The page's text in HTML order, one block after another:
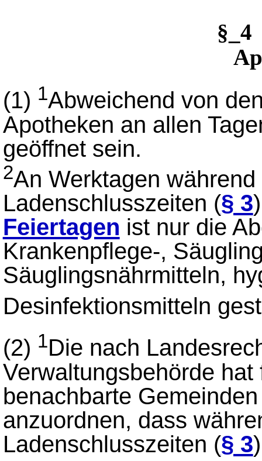
(1) 1Abweichend von
Apotheken an allen
geöffnet sein.
2An Werktagen
Ladenschlusszeiten (§ 3
Feiertagen ist nur die
Krankenpflege-,
Säuglingsnährmitteln,
Desinfektionsmitteln
(2) 1Die nach
Verwaltungsbehörde
benachbarte
anzuordnen, dass
Ladenschlusszeiten (§ 3